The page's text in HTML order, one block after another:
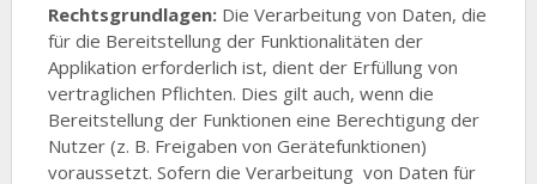
Rechtsgrundlagen: Die Verarbeitung von Daten, die
für die Bereitstellung der Funktionalitäten der
Applikation erforderlich ist, dient der Erfüllung von
vertraglichen Pflichten. Dies gilt auch, wenn die
Bereitstellung der Funktionen eine Berechtigung der
Nutzer (z. B. Freigaben von Gerätefunktionen)
voraussetzt. Sofern die Verarbeitung von Daten für